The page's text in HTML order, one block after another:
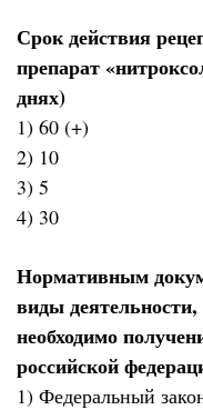
Срок действия
препарат
днях)
1) 60 (+)
2) 10
3) 5
4) 30
Нормативным
виды
необходимо
российской
1) Федеральный